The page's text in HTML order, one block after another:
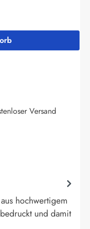
Versand
hochwertigem
und damit